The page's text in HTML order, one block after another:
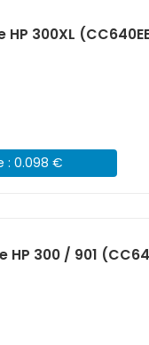
300XL
: 0.098 €
300 / 901